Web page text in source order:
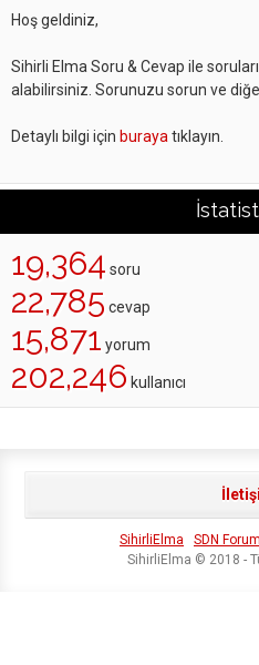
Hoş geldiniz,
Sihirli Elma Soru & Cevap ile
alabilirsiniz. Sorunuzu sorun ve
Detaylı bilgi için buraya tıklayın.
19,364 soru
22,785 cevap
15,871 yorum
202,246 kullanıcı
SihirliElma SDN Forum
SihirliElma © 2018 -